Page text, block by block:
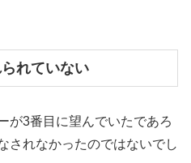
れていない
が3番目に望んでいたであろ
されなかったのではないでし